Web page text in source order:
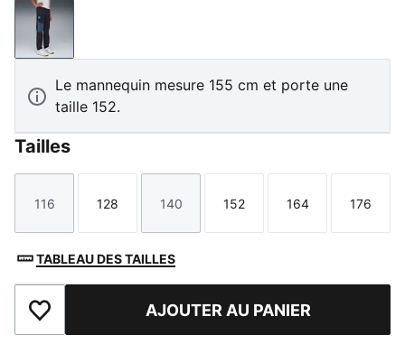
New Navy-Bleu Azur
Le mannequin mesure 155 cm et porte une
taille 152.
Tailles
Taille
116
Taille
128
Taille
140
Taille
152
Taille
164
Taille
176
TABLEAU DES TAILLES
Ajouter aux favorisAJOUTER AU PANIER